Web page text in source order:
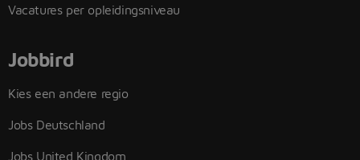
Vacatures per opleidingsniveau
Jobbird
Kies een andere regio
Jobs Deutschland
Jobs United Kingdom